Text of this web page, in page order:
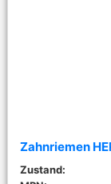
Zahnriemen
Zustand: